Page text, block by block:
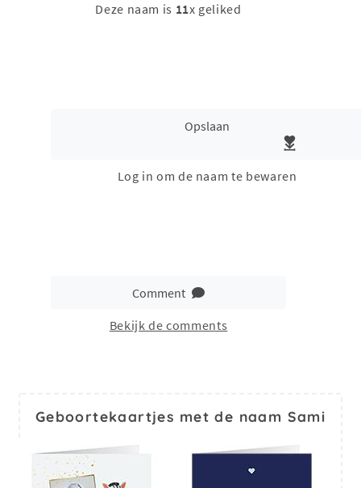
Deze naam is 11x geliked
Opslaan
Log in om de naam te bewaren
Comment
Bekijk de comments
Geboortekaartjes met de naam Sami